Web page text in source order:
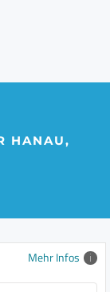
HANAU,
Mehr Infos